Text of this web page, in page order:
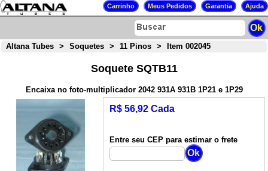
Altana Tubes > Soquetes > 11 Pinos > Item 002045
Soquete SQTB11
Encaixa no foto-multiplicador 2042 931A 931B 1P21 e 1P29
R$ 56,92 Cada
Entre seu CEP para estimar o frete